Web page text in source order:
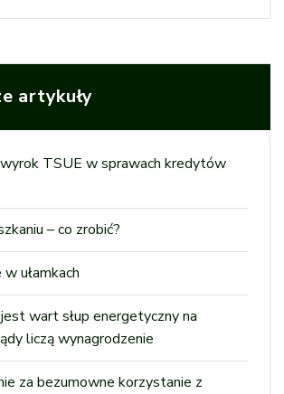
artykuły
TSUE w sprawach kredytów
– co zrobić?
ułamkach
wart słup energetyczny na
liczą wynagrodzenie
za bezumowne korzystanie z